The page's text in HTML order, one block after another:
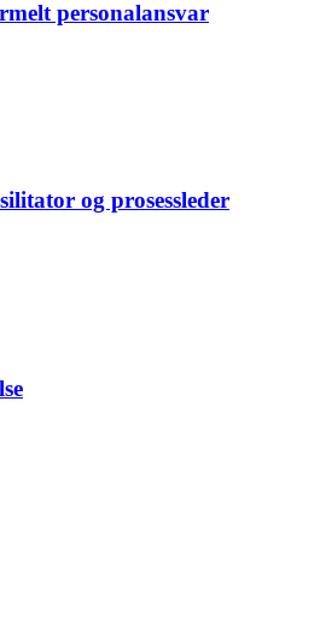
personalansvar
og prosessleder